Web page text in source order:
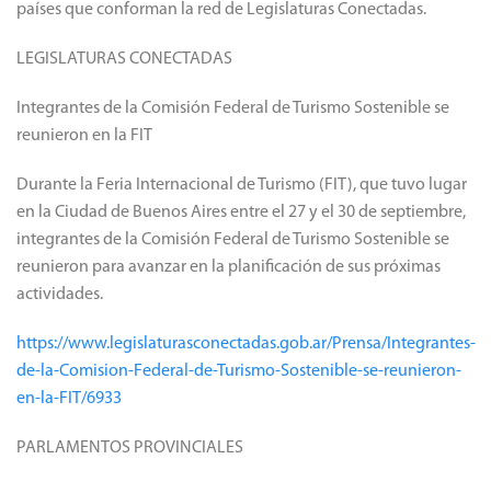
países que conforman la red de Legislaturas Conectadas.
LEGISLATURAS CONECTADAS
Integrantes de la Comisión Federal de Turismo Sostenible se
reunieron en la FIT
Durante la Feria Internacional de Turismo (FIT), que tuvo lugar
en la Ciudad de Buenos Aires entre el 27 y el 30 de septiembre,
integrantes de la Comisión Federal de Turismo Sostenible se
reunieron para avanzar en la planificación de sus próximas
actividades.
https://www.legislaturasconectadas.gob.ar/Prensa/Integrantes-
de-la-Comision-Federal-de-Turismo-Sostenible-se-reunieron-
en-la-FIT/6933
PARLAMENTOS PROVINCIALES